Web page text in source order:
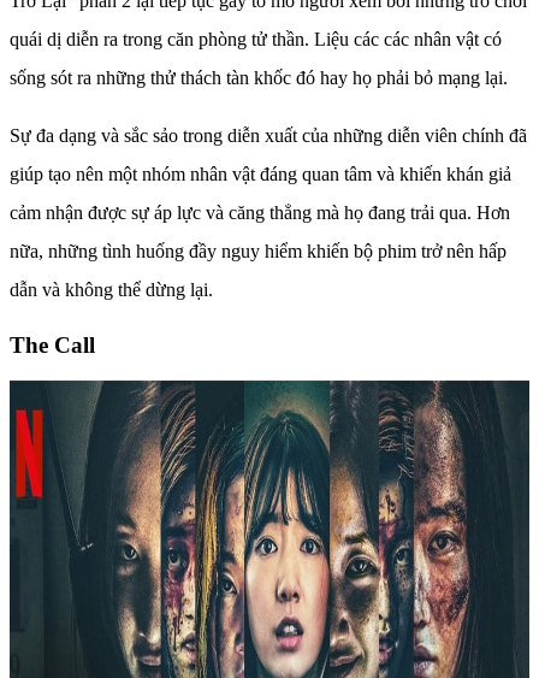
quái dị diễn ra trong căn phòng tử thần. Liệu các các nhân vật có
sống sót ra những thử thách tàn khốc đó hay họ phải bỏ mạng lại.
Sự đa dạng và sắc sảo trong diễn xuất của những diễn viên chính đã
giúp tạo nên một nhóm nhân vật đáng quan tâm và khiến khán giả
cảm nhận được sự áp lực và căng thẳng mà họ đang trải qua. Hơn
nữa, những tình huống đầy nguy hiểm khiến bộ phim trở nên hấp
dẫn và không thể dừng lại.
The Call